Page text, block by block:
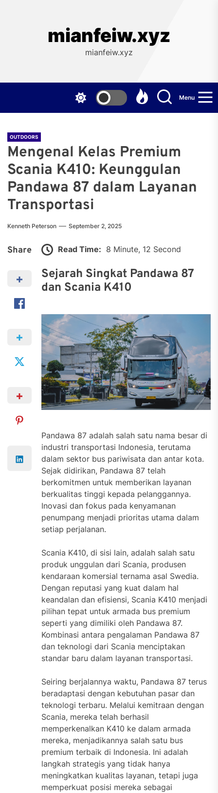
mianfeiw.xyz
mianfeiw.xyz
Menu
OUTDOORS
Mengenal Kelas Premium
Scania K410: Keunggulan
Pandawa 87 dalam Layanan
Transportasi
Kenneth Peterson September 2, 2025
Share Read Time: 8 Minute, 12 Second
Sejarah Singkat Pandawa 87
dan Scania K410
Pandawa 87 adalah salah satu nama besar di
industri transportasi Indonesia, terutama
dalam sektor bus pariwisata dan antar kota.
Sejak didirikan, Pandawa 87 telah
berkomitmen untuk memberikan layanan
berkualitas tinggi kepada pelanggannya.
Inovasi dan fokus pada kenyamanan
penumpang menjadi prioritas utama dalam
setiap perjalanan.
Scania K410, di sisi lain, adalah salah satu
produk unggulan dari Scania, produsen
kendaraan komersial ternama asal Swedia.
Dengan reputasi yang kuat dalam hal
keandalan dan efisiensi, Scania K410 menjadi
pilihan tepat untuk armada bus premium
seperti yang dimiliki oleh Pandawa 87.
Kombinasi antara pengalaman Pandawa 87
dan teknologi dari Scania menciptakan
standar baru dalam layanan transportasi.
Seiring berjalannya waktu, Pandawa 87 terus
beradaptasi dengan kebutuhan pasar dan
teknologi terbaru. Melalui kemitraan dengan
Scania, mereka telah berhasil
memperkenalkan K410 ke dalam armada
mereka, menjadikannya salah satu bus
premium terbaik di Indonesia. Ini adalah
langkah strategis yang tidak hanya
meningkatkan kualitas layanan, tetapi juga
memperkuat posisi mereka sebagai